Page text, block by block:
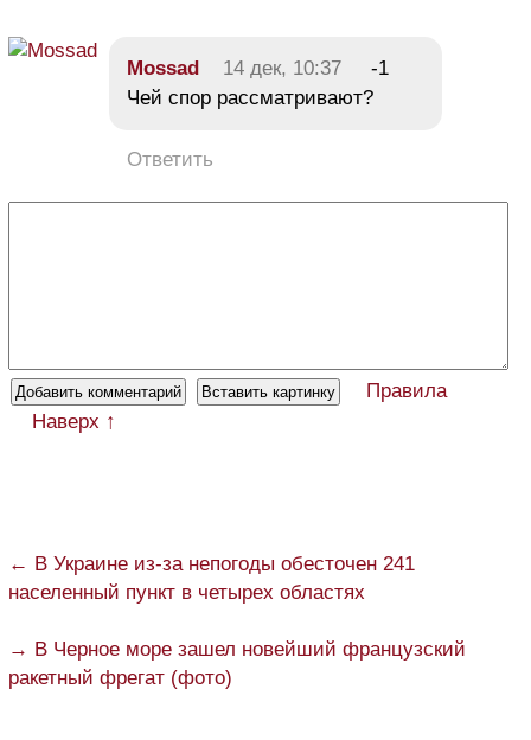
Mossad 14 дек, 10:37
-1
Чей спор рассматривают?
Ответить
Правила
Наверх ↑
← В Украине из-за непогоды обесточен 241
населенный пункт в четырех областях
→ В Черное море зашел новейший французский
ракетный фрегат (фото)